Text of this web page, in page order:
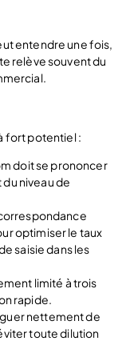
entendre une fois,
relève souvent du
fort potentiel :
doit se prononcer
niveau de
optimiser le taux
saisie dans les
limité à trois
rapide.
nettement de
toute dilution